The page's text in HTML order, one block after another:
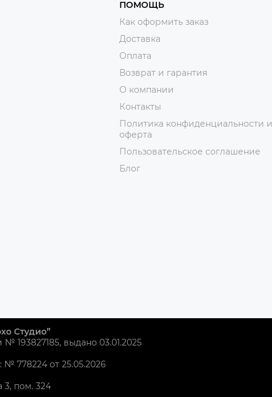
ПОМОЩЬ
Как оформить заказ
Доставка
Оплата
Возврат и гарантия
О компании
Контакты
Политика конфиденциальности и
оферта
Пользовательское соглашение
Блог
Студио”
193827185, выдано 03.01.2025
778224 от 25.05.2026
3, пом. 324